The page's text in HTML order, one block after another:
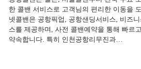
한 콜밴 서비스로 고객님의 편리한 이동을
넷콜밴은 공항픽업, 공항샌딩서비스, 비즈니
스를 제공하며, 사전 콜밴예약을 통해 빠르
약속합니다. 특히 인천공항리무진과…